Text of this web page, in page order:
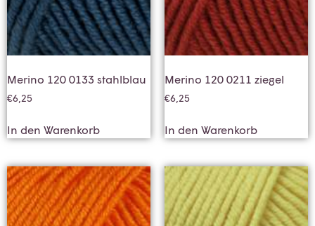
Merino 120 0133 stahlblau
€6,25
In den Warenkorb
Merino 120 0211 ziegel
€6,25
In den Warenkorb